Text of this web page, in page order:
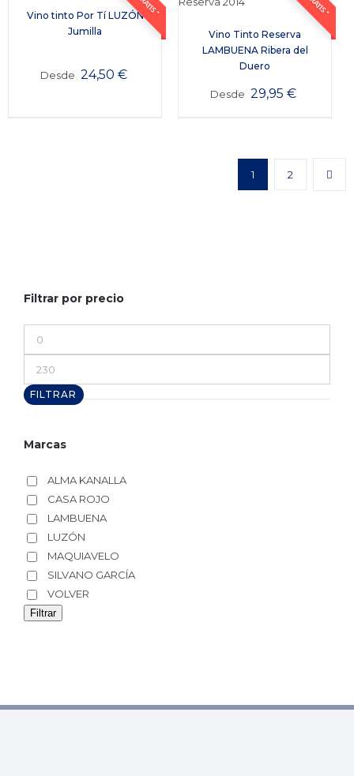
Vino tinto Por Tí LUZÓN
Jumilla
Desde 24,50 €
Vino Tinto Reserva
LAMBUENA Ribera del
Duero
Desde 29,95€
1 2
Filtrar por precio
mínimo
máximo
FILTRAR
Marcas
ALMA KANALLA
CASA ROJO
LAMBUENA
LUZÓN
MAQUIAVELO
SILVANO GARCÍA
VOLVER
Filtrar